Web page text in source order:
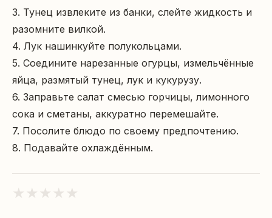
3. Тунец извлеките из банки, слейте жидкость и
разомните вилкой.
4. Лук нашинкуйте полукольцами.
5. Соедините нарезанные огурцы, измельчённые
яйца, размятый тунец, лук и кукурузу.
6. Заправьте салат смесью горчицы, лимонного
сока и сметаны, аккуратно перемешайте.
7. Посолите блюдо по своему предпочтению.
8. Подавайте охлаждённым.
★ ★ ★ ★ ★